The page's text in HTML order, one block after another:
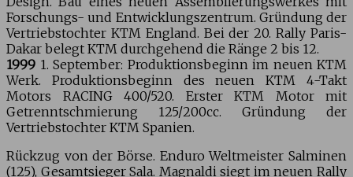
Forschungs- und Entwicklungszentrum. Gründung der
Vertriebstochter KTM England. Bei der 20. Rally Paris-
Dakar belegt KTM durchgehend die Ränge 2 bis 12.
1999 1. September: Produktionsbeginn im neuen KTM
Werk. Produktionsbeginn des neuen KTM 4-Takt
Motors RACING 400/520. Erster KTM Motor mit
Getrenntschmierung 125/200cc. Gründung der
Vertriebstochter KTM Spanien.
Rückzug von der Börse. Enduro Weltmeister Salminen
(125), Gesamtsieger Sala. Magnaldi siegt im neuen Rally